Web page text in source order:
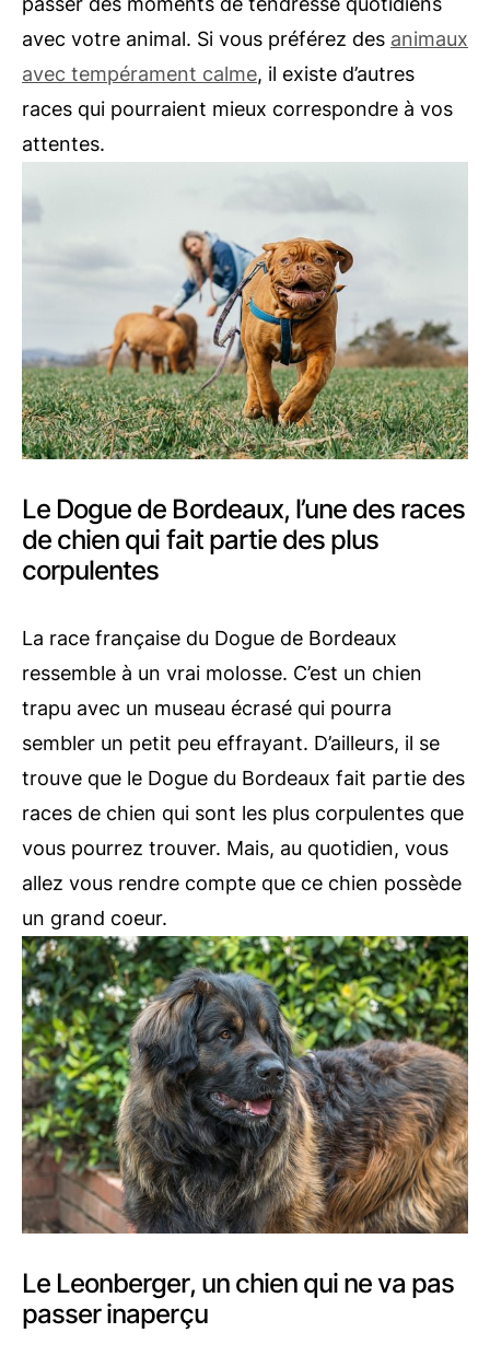
avec votre animal. Si vous préférez des animaux
avec tempérament calme, il existe d’autres
races qui pourraient mieux correspondre à vos
attentes.
Le Dogue de Bordeaux, l’une des races
de chien qui fait partie des plus
corpulentes
La race française du Dogue de Bordeaux
ressemble à un vrai molosse. C’est un chien
trapu avec un museau écrasé qui pourra
sembler un petit peu effrayant. D’ailleurs, il se
trouve que le Dogue du Bordeaux fait partie des
races de chien qui sont les plus corpulentes que
vous pourrez trouver. Mais, au quotidien, vous
allez vous rendre compte que ce chien possède
un grand coeur.
Le Leonberger, un chien qui ne va pas
passer inaperçu